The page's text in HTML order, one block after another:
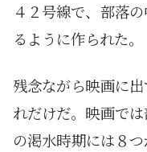
４２号線で、部落
るように作られた。
残念ながら映画に
れだけだ。映画で
の渇水時期には８